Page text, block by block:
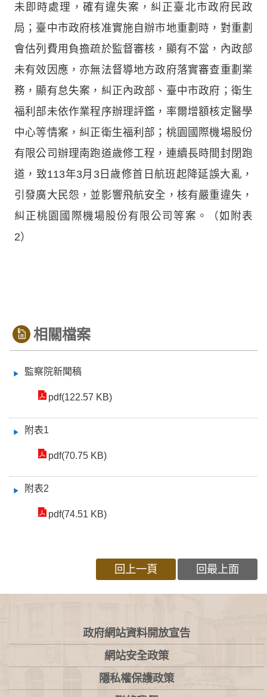
未即時處理，確有違失案，糾正臺北市政府民政
局；臺中市政府核准實施自辦市地重劃時，對重劃
會估列費用負擔疏於監督審核，顯有不當，內政部
未有效因應，亦無法督導地方政府落實審查重劃業
務，顯有怠失案，糾正內政部、臺中市政府；衛生
福利部未依作業程序辦理評鑑，率爾增額核定醫學
中心等情案，糾正衛生福利部；桃園國際機場股份
有限公司辦理南跑道歲修工程，連續長時間封閉跑
道，致113年3月3日歲修首日航班起降延誤大亂，
引發廣大民怨，並影響飛航安全，核有嚴重違失，
糾正桃園國際機場股份有限公司等案。（如附表
2）
相關檔案
監察院新聞稿
pdf(122.57 KB)
附表1
pdf(70.75 KB)
附表2
pdf(74.51 KB)
回上一頁 回最上面
:::
政府網站資料開放宣告
網站安全政策
隱私權保護政策